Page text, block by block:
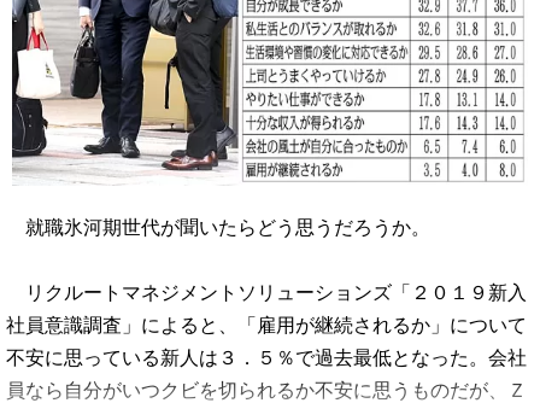
就職氷河期世代が聞いたらどう思うだろうか。
リクルートマネジメントソリューションズ「２０１９新入
社員意識調査」によると、「雇用が継続されるか」について
不安に思っている新人は３．５％で過去最低となった。会社
員なら自分がいつクビを切られるか不安に思うものだが、Ｚ